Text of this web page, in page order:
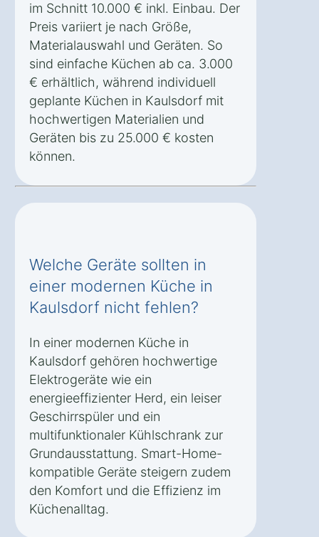
im Schnitt 10.000 € inkl. Einbau. Der
Preis variiert je nach Größe,
Materialauswahl und Geräten. So
sind einfache Küchen ab ca. 3.000
€ erhältlich, während individuell
geplante Küchen in Kaulsdorf mit
hochwertigen Materialien und
Geräten bis zu 25.000 € kosten
können.
Welche Geräte sollten in
einer modernen Küche in
Kaulsdorf nicht fehlen?
In einer modernen Küche in
Kaulsdorf gehören hochwertige
Elektrogeräte wie ein
energieeffizienter Herd, ein leiser
Geschirrspüler und ein
multifunktionaler Kühlschrank zur
Grundausstattung. Smart-Home-
kompatible Geräte steigern zudem
den Komfort und die Effizienz im
Küchenalltag.